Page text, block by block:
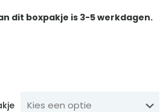
dit boxpakje is 3-5 werkdagen.